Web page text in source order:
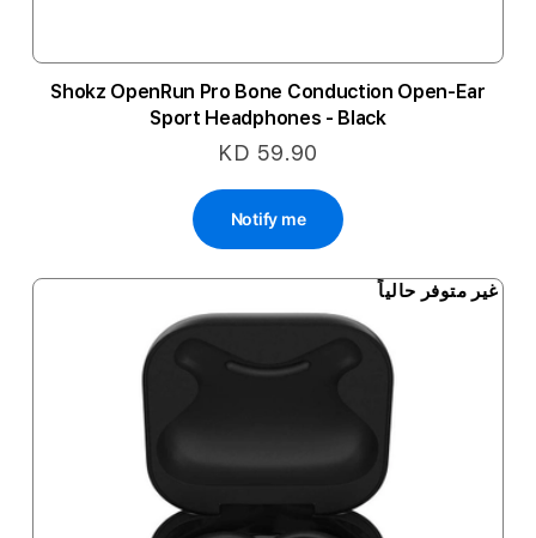
Shokz OpenRun Pro Bone Conduction Open-Ear
Sport Headphones - Black
KD 59.90
Notify me
غير متوفر حالياً